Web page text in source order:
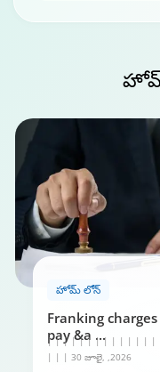
హోమ్ లోన్
Franking
pay &a ...
| | | | | | | | | | | | | |
| | | 30 జూలై, ,2026